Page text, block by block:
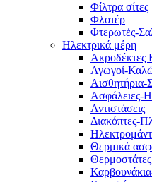
Φίλτρα σίτες
Φλοτέρ
Φτερωτές-
Ηλεκτρικά μέρη
Ακροδέκτες
Αγωγοί-
Αισθητήρια-
Ασφάλειες-
Αντιστάσεις
Διακόπτες-
Θερμικά
Θερμοστάτες